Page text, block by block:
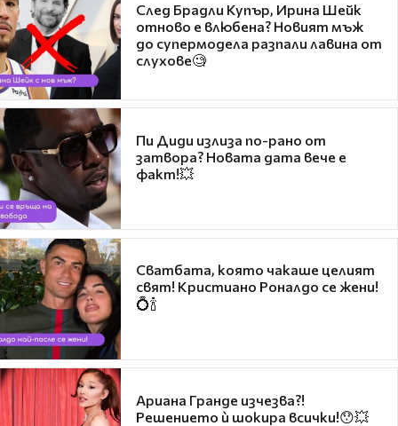
След Брадли Купър, Ирина Шейк
отново е влюбена? Новият мъж
до супермодела разпали лавина от
слухове🧐
Пи Диди излиза по-рано от
затвора? Новата дата вече е
факт!💥
Сватбата, която чакаше целият
свят! Кристиано Роналдо се жени!
💍🍾
Ариана Гранде изчезва?!
Решението ѝ шокира всички!😯💥